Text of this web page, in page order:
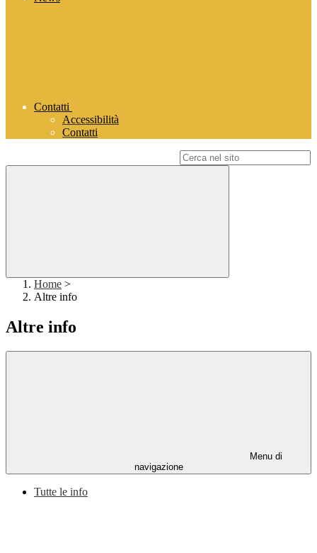
Contatti
Accessibilità
Contatti
Home >
Altre info
Altre info
Menu di
navigazione
Tutte le info